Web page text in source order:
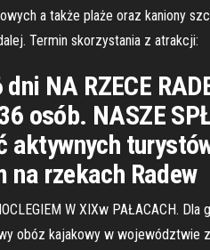
a także plaże oraz kaniony
Termin skorzystania z atrakcji:
NA RZECE
osób. NASZE
aktywnych
rzekach Radew
W XIXw PAŁACACH.
obóz kajakowy w województwie